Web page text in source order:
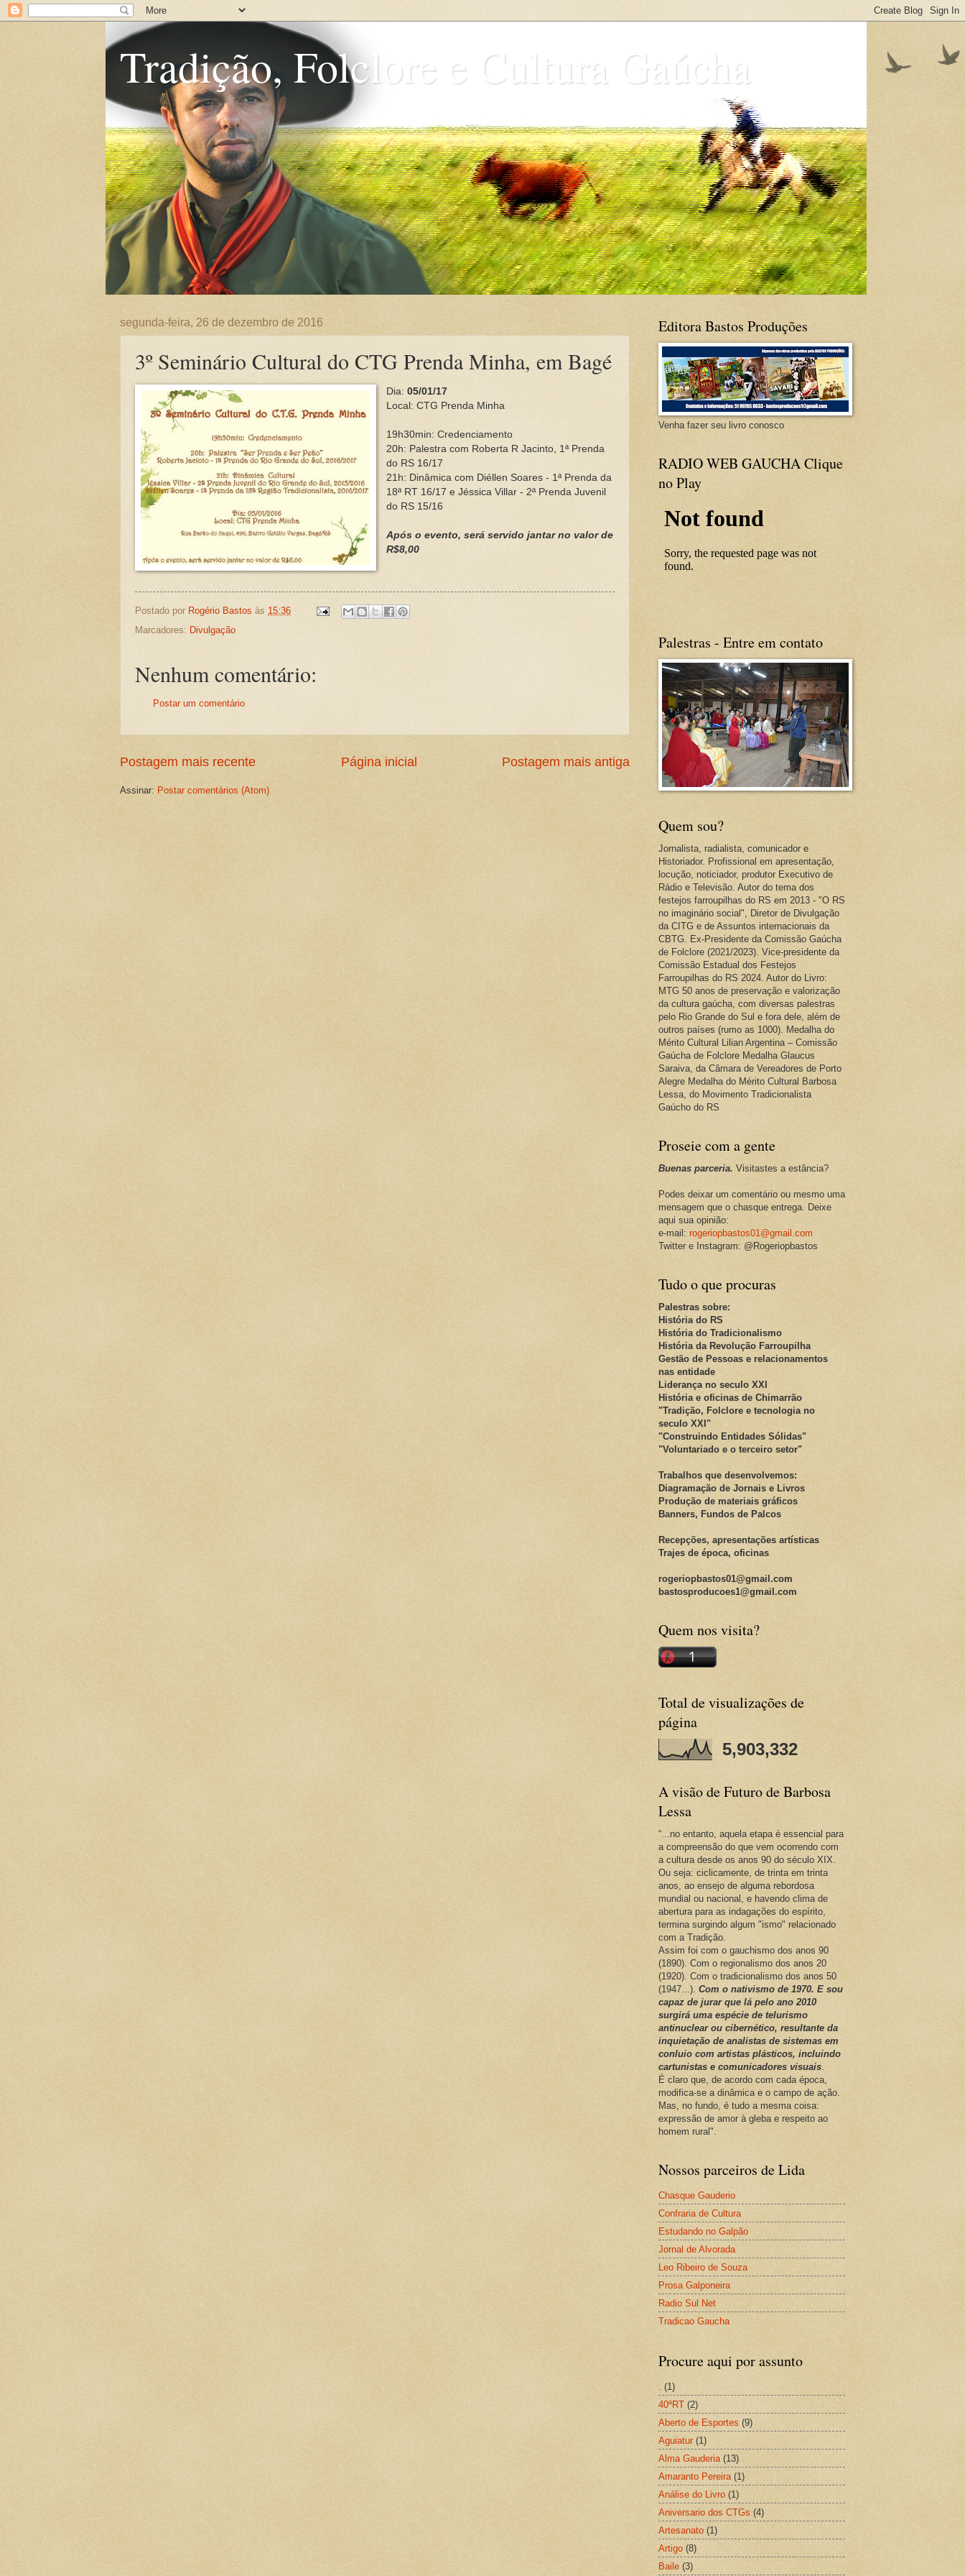
Tradição, Folclore e Cultura Gaúcha
segunda-feira, 26 de dezembro de 2016
3º Seminário Cultural do CTG Prenda Minha, em Bagé
Dia: 05/01/17
Local: CTG Prenda Minha
19h30min: Credenciamento
20h: Palestra com Roberta R Jacinto, 1ª Prenda
do RS 16/17
21h: Dinâmica com Diéllen Soares - 1ª Prenda da
18ª RT 16/17 e Jéssica Villar - 2ª Prenda Juvenil
do RS 15/16
Após o evento, será servido jantar no valor de
R$8,00
Postado por Rogério Bastos às 15:36
Marcadores: Divulgação
Nenhum comentário:
Postar um comentário
Postagem mais recente Postagem mais antiga
Página inicial
Assinar: Postar comentários (Atom)
Editora Bastos Produções
Venha fazer seu livro conosco
RADIO WEB GAUCHA Clique
no Play
Palestras - Entre em contato
Quem sou?
Jornalista, radialista, comunicador e
Historiador. Profissional em apresentação,
locução, noticiador, produtor Executivo de
Rádio e Televisão. Autor do tema dos
festejos farroupilhas do RS em 2013 - "O RS
no imaginário social", Diretor de Divulgação
da CITG e de Assuntos internacionais da
CBTG. Ex-Presidente da Comissão Gaúcha
de Folclore (2021/2023). Vice-presidente da
Comissão Estadual dos Festejos
Farroupilhas do RS 2024. Autor do Livro:
MTG 50 anos de preservação e valorização
da cultura gaúcha, com diversas palestras
pelo Rio Grande do Sul e fora dele, além de
outros países (rumo as 1000). Medalha do
Mérito Cultural Lilian Argentina – Comissão
Gaúcha de Folclore Medalha Glaucus
Saraiva, da Câmara de Vereadores de Porto
Alegre Medalha do Mérito Cultural Barbosa
Lessa, do Movimento Tradicionalista
Gaúcho do RS
Proseie com a gente
Buenas parceria. Visitastes a estância?
Podes deixar um comentário ou mesmo uma
mensagem que o chasque entrega. Deixe
aqui sua opinião:
e-mail: rogeriopbastos01@gmail.com
Twitter e Instagram: @Rogeriopbastos
Tudo o que procuras
Palestras sobre:
História do RS
História do Tradicionalismo
História da Revolução Farroupilha
Gestão de Pessoas e relacionamentos
nas entidade
Liderança no seculo XXI
História e oficinas de Chimarrão
"Tradição, Folclore e tecnologia no
seculo XXI"
"Construindo Entidades Sólidas"
"Voluntariado e o terceiro setor"
Trabalhos que desenvolvemos:
Diagramação de Jornais e Livros
Produção de materiais gráficos
Banners, Fundos de Palcos
Recepções, apresentações artísticas
Trajes de época, oficinas
rogeriopbastos01@gmail.com
bastosproducoes1@gmail.com
Quem nos visita?
Total de visualizações de
página
5,903,332
A visão de Futuro de Barbosa
Lessa
“...no entanto, aquela etapa é essencial para
a compreensão do que vem ocorrendo com
a cultura desde os anos 90 do século XIX.
Ou seja: ciclicamente, de trinta em trinta
anos, ao ensejo de alguma rebordosa
mundial ou nacional, e havendo clima de
abertura para as indagações do espírito,
termina surgindo algum "ismo" relacionado
com a Tradição.
Assim foi com o gauchismo dos anos 90
(1890). Com o regionalismo dos anos 20
(1920). Com o tradicionalismo dos anos 50
(1947...). Com o nativismo de 1970. E sou
capaz de jurar que lá pelo ano 2010
surgirá uma espécie de telurismo
antinuclear ou cibernético, resultante da
inquietação de analistas de sistemas em
conluio com artistas plásticos, incluindo
cartunistas e comunicadores visuais.
É claro que, de acordo com cada época,
modifica-se a dinâmica e o campo de ação.
Mas, no fundo, é tudo a mesma coisa:
expressão de amor à gleba e respeito ao
homem rural".
Nossos parceiros de Lida
Chasque Gauderio
Confraria de Cultura
Estudando no Galpão
Jornal de Alvorada
Leo Ribeiro de Souza
Prosa Galponeira
Radio Sul Net
Tradicao Gaucha
Procure aqui por assunto
(1)
40ªRT (2)
Aberto de Esportes (9)
Aguiatur (1)
Alma Gauderia (13)
Amaranto Pereira (1)
Análise do Livro (1)
Aniversario dos CTGs (4)
Artesanato (1)
Artigo (8)
Baile (3)